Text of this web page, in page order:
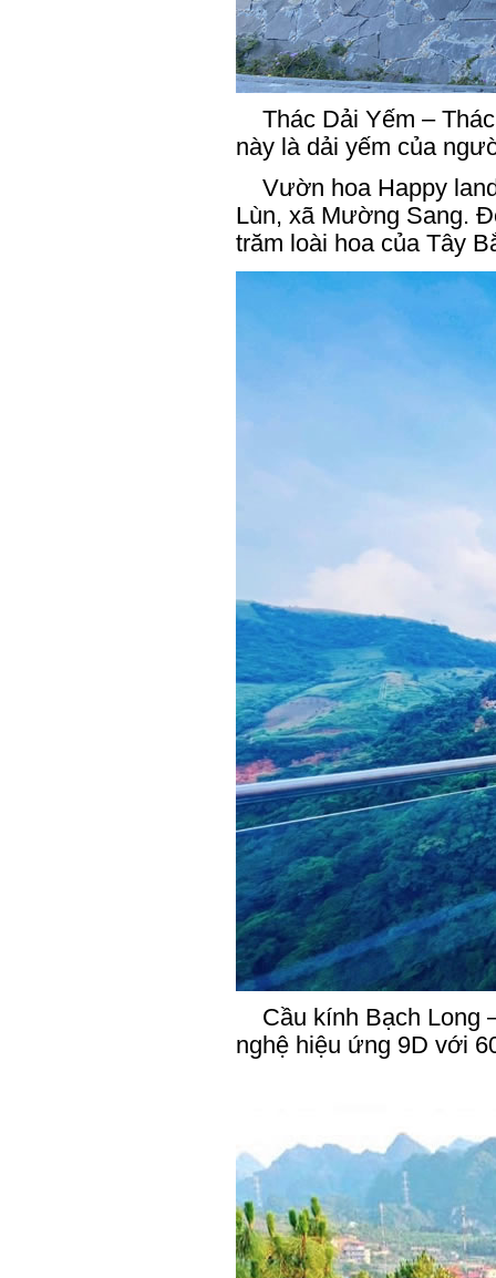
Thác Dải Yếm –
này là dải yếm của
Vườn hoa Happy
Lùn, xã Mường Sang.
trăm loài hoa của Tây
Cầu kính Bạch Long
nghệ hiệu ứng 9D với